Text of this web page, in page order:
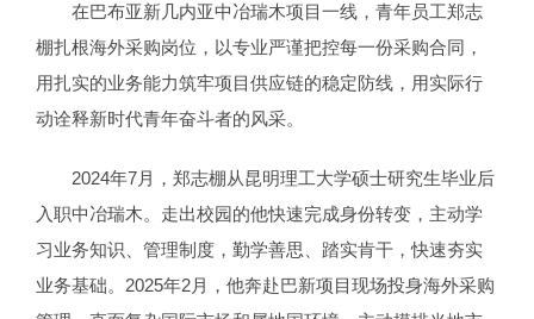
在巴布亚新几内亚中冶瑞木项目一线，青年员工郑志
棚扎根海外采购岗位，以专业严谨把控每一份采购合同，
用扎实的业务能力筑牢项目供应链的稳定防线，用实际行
动诠释新时代青年奋斗者的风采。
2024年7月，郑志棚从昆明理工大学硕士研究生毕业后
入职中冶瑞木。走出校园的他快速完成身份转变，主动学
习业务知识、管理制度，勤学善思、踏实肯干，快速夯实
业务基础。2025年2月，他奔赴巴新项目现场投身海外采购